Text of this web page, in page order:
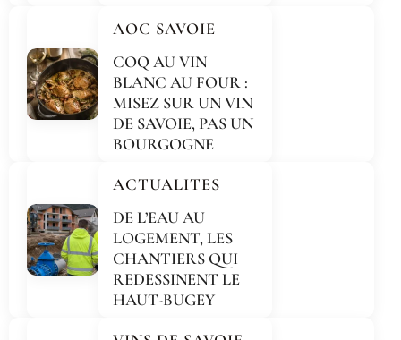
AOC SAVOIE
COQ AU VIN
BLANC AU FOUR :
MISEZ SUR UN VIN
DE SAVOIE, PAS UN
BOURGOGNE
ACTUALITES
DE L’EAU AU
LOGEMENT, LES
CHANTIERS QUI
REDESSINENT LE
HAUT-BUGEY